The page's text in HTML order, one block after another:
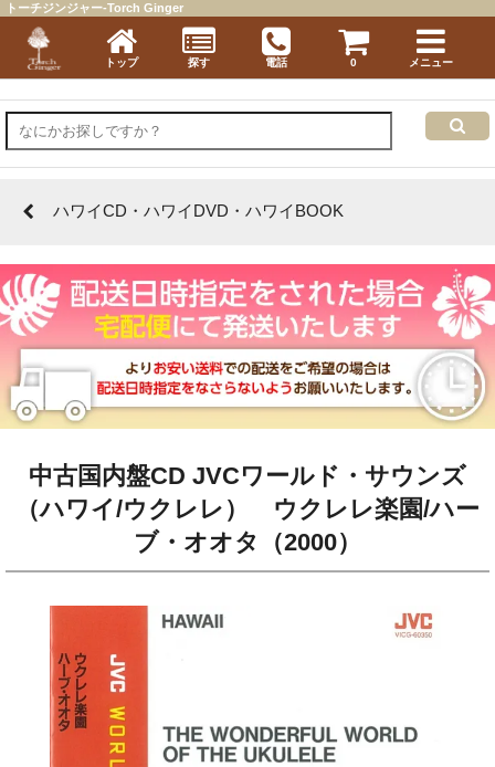
ハワイCD・ハワイDVD・ハワイBOOK
中古国内盤CD JVCワールド・サウンズ
（ハワイ/ウクレレ） ウクレレ楽園/ハー
ブ・オオタ（2000）
トーチジンジャー-Torch Ginger
トップ 探す 電話 0 メニュー